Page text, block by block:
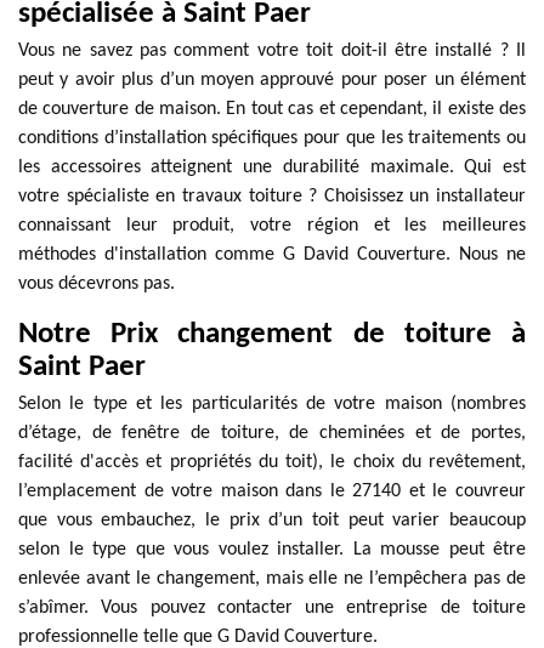
spécialisée à Saint Paer
Vous ne savez pas comment votre toit doit-il être installé ? Il
peut y avoir plus d’un moyen approuvé pour poser un élément
de couverture de maison. En tout cas et cependant, il existe des
conditions d’installation spécifiques pour que les traitements ou
les accessoires atteignent une durabilité maximale. Qui est
votre spécialiste en travaux toiture ? Choisissez un installateur
connaissant leur produit, votre région et les meilleures
méthodes d'installation comme G David Couverture. Nous ne
vous décevrons pas.
Notre Prix changement de toiture à
Saint Paer
Selon le type et les particularités de votre maison (nombres
d’étage, de fenêtre de toiture, de cheminées et de portes,
facilité d'accès et propriétés du toit), le choix du revêtement,
l’emplacement de votre maison dans le 27140 et le couvreur
que vous embauchez, le prix d’un toit peut varier beaucoup
selon le type que vous voulez installer. La mousse peut être
enlevée avant le changement, mais elle ne l’empêchera pas de
s’abîmer. Vous pouvez contacter une entreprise de toiture
professionnelle telle que G David Couverture.